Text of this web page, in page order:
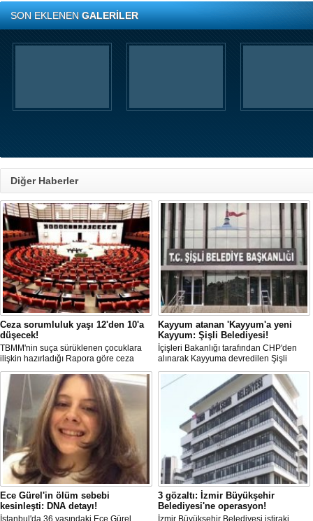
SON EKLENENGALERİLER
Diğer Haberler
Ceza sorumluluk yaşı 12'den 10'a
düşecek!
TBMM'nin suça sürüklenen çocuklara
ilişkin hazırladığı Rapora göre ceza
sorumluluğu yaşının; 12'den 10'a
düşürülmesi planlanıyor.
Kayyum atanan 'Kayyum'a yeni
Kayyum: Şişli Belediyesi!
İçişleri Bakanlığı tarafından CHP'den
alınarak Kayyuma devredilen Şişli
Belediyesinde bir hafta içinde 2. kez
Kayyum değişti.
Ece Gürel'in ölüm sebebi
kesinleşti: DNA detayı!
İstanbul'da 36 yaşındaki Ece Gürel,
3 gözaltı: İzmir Büyükşehir
Belediyesi'ne operasyon!
İzmir Büyükşehir Belediyesi iştiraki